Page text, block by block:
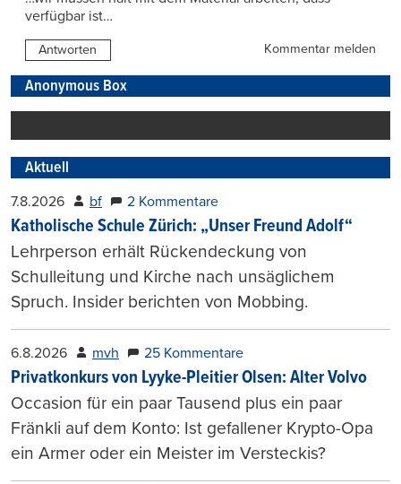
verfügbar ist…
Antworten Kommentar melden
Anonymous Box
Aktuell
7.8.2026 bf 2 Kommentare
Katholische Schule Zürich: „Unser Freund Adolf“
Lehrperson erhält Rückendeckung von
Schulleitung und Kirche nach unsäglichem
Spruch. Insider berichten von Mobbing.
6.8.2026 mvh 25 Kommentare
Privatkonkurs von Lyyke-Pleitier Olsen: Alter Volvo
Occasion für ein paar Tausend plus ein paar
Fränkli auf dem Konto: Ist gefallener Krypto-Opa
ein Armer oder ein Meister im Versteckis?